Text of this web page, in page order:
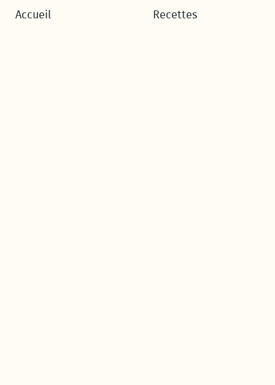
Accueil Recettes